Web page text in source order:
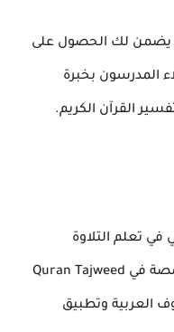
يضمن لك الحصول على
المدرسون بخبرة
القرآن الكريم.
تعلم التلاوة
في Quran Tajweed
العربية وتطبيق